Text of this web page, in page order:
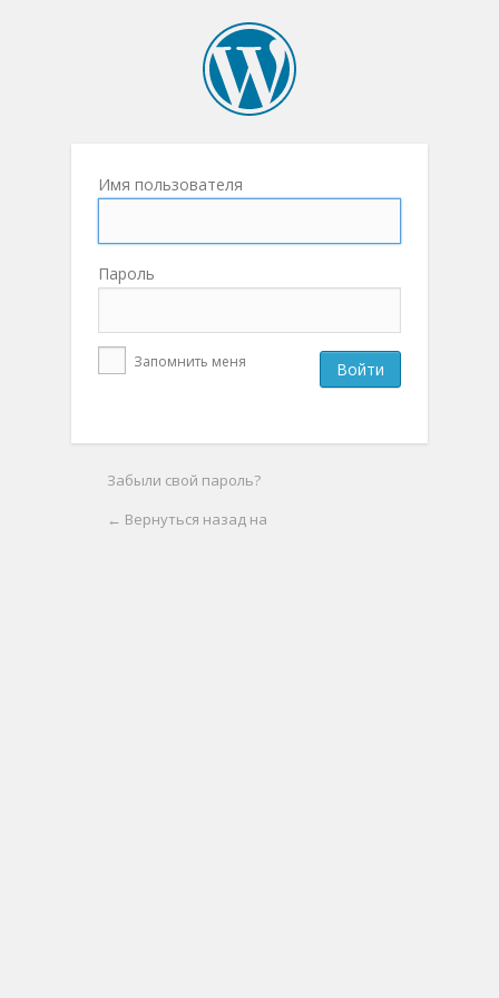
Имя пользователя
Пароль
Запомнить меня
Забыли свой пароль?
← Вернуться назад на